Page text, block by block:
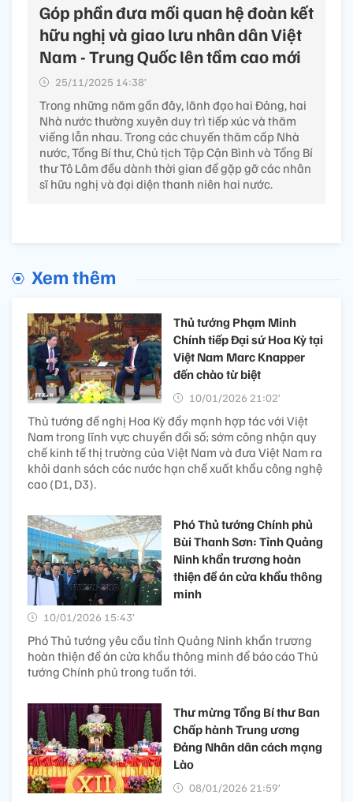
Góp phần đưa mối quan hệ đoàn kết
hữu nghị và giao lưu nhân dân Việt
Nam - Trung Quốc lên tầm cao mới
25/11/2025 14:38’
Trong những năm gần đây, lãnh đạo hai Đảng, hai
Nhà nước thường xuyên duy trì tiếp xúc và thăm
viếng lẫn nhau. Trong các chuyến thăm cấp Nhà
nước, Tổng Bí thư, Chủ tịch Tập Cận Bình và Tổng Bí
thư Tô Lâm đều dành thời gian để gặp gỡ các nhân
sĩ hữu nghị và đại diện thanh niên hai nước.
Xem thêm
Thủ tướng Phạm Minh
Chính tiếp Đại sứ Hoa Kỳ tại
Việt Nam Marc Knapper
đến chào từ biệt
10/01/2026 21:02’
Thủ tướng đề nghị Hoa Kỳ đẩy mạnh hợp tác với Việt
Nam trong lĩnh vực chuyển đổi số; sớm công nhận quy
chế kinh tế thị trường của Việt Nam và đưa Việt Nam ra
khỏi danh sách các nước hạn chế xuất khẩu công nghệ
cao (D1, D3).
Phó Thủ tướng Chính phủ
Bùi Thanh Sơn: Tỉnh Quảng
Ninh khẩn trương hoàn
thiện đề án cửa khẩu thông
minh
10/01/2026 15:43’
Phó Thủ tướng yêu cầu tỉnh Quảng Ninh khẩn trương
hoàn thiện đề án cửa khẩu thông minh để báo cáo Thủ
tướng Chính phủ trong tuần tới.
Thư mừng Tổng Bí thư Ban
Chấp hành Trung ương
Đảng Nhân dân cách mạng
Lào
08/01/2026 21:59’